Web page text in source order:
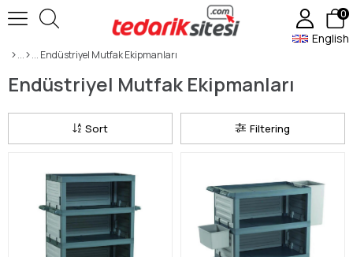
English
0
Endüstriyel Mutfak Ekipmanları
Endüstriyel Mutfak Ekipmanları
Filtering
Sort